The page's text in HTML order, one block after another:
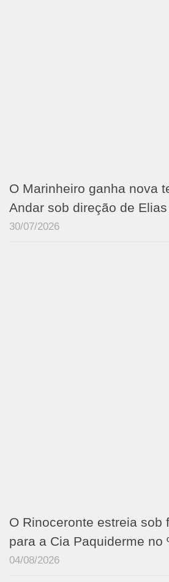
O Marinheiro ganha nova
Andar sob direção de
30/07/2026
O Rinoceronte estreia sob
para a Cia Paquiderme no
04/08/2026